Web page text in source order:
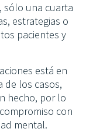
sólo una cuarta
estrategias o
pacientes y
está en
de los casos,
hecho, por lo
con
mental.